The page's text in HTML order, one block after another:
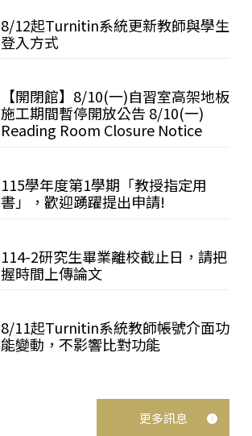
8/12起Turnitin系統更新教師與學生
登入方式
【開閉館】8/10(一)自習室高架地板
施工期間暫停開放公告 8/10(一)
Reading Room Closure Notice
115學年度第1學期「教授指定用
書」，歡迎踴躍提出申請!
114-2研究生畢業離校截止日，請把
握時間上傳論文
8/11起Turnitin系統教師帳號介面功
能變動，不影響比對功能
更多訊息